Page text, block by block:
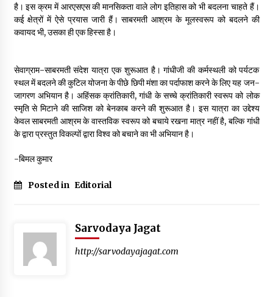
है। इस क्रम में आरएसएस की मानसिकता वाले लोग इतिहास को भी बदलना चाहते हैं।
कई क्षेत्रों में ऐसे प्रयास जारी हैं। साबरमती आश्रम के मूलस्वरूप को बदलने की
कवायद भी, उसका ही एक हिस्सा है।
सेवाग्राम-साबरमती संदेश यात्रा एक शुरूआत है। गांधीजी की कर्मस्थली को पर्यटक
स्थल में बदलने की कुटिल योजना के पीछे छिपी मंशा का पर्दाफाश करने के लिए यह जन-
जागरण अभियान है। अहिंसक क्रांतिकारी, गांधी के सच्चे क्रांतिकारी स्वरूप को लोक
स्मृति से मिटाने की साजिश को बेनकाब करने की शुरूआत है। इस यात्रा का उद्देश्य
केवल साबरमती आश्रम के वास्तविक स्वरूप को बचाये रखना मात्र नहीं है, बल्कि गांधी
के द्वारा प्रस्तुत विकल्पों द्वारा विश्व को बचाने का भी अभियान है।
-बिमल कुमार
Posted in Editorial
Sarvodaya Jagat
http://sarvodayajagat.com